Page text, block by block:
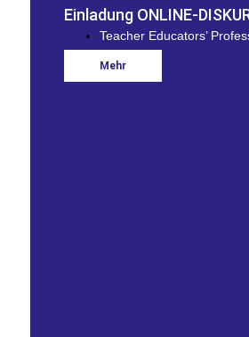
Einladung ONLINE-
Teacher Educators’
Mehr